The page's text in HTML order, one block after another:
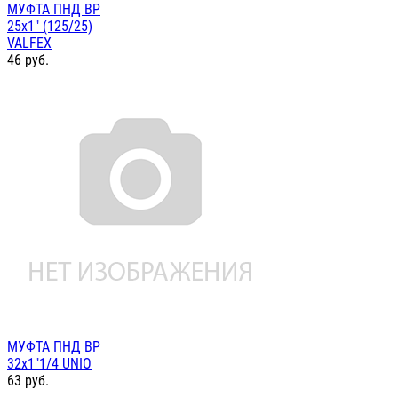
МУФТА ПНД ВР
25х1" (125/25)
VALFEX
46 руб.
МУФТА ПНД ВР
32х1"1/4 UNIO
63 руб.